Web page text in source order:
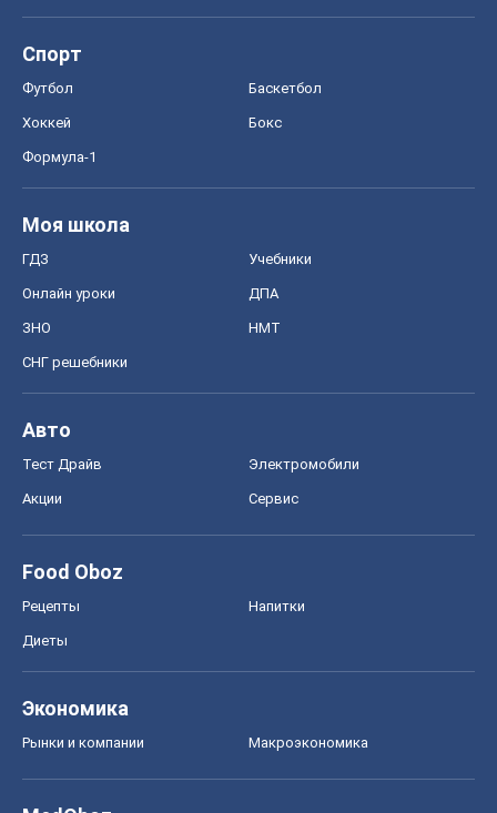
Спорт
Футбол Баскетбол
Хоккей Бокс
Формула-1
Моя школа
ГДЗ Учебники
Онлайн уроки ДПА
ЗНО НМТ
СНГ решебники
Авто
Тест Драйв Электромобили
Акции Сервис
Food Oboz
Рецепты Напитки
Диеты
Экономика
Рынки и компании Mакроэкономика